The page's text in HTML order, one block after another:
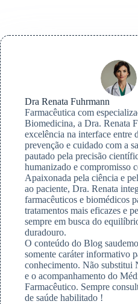
Dra Renata Fuhrmann
Farmacêutica com
Biomedicina, a Dra. Renata
excelência na interface entre
prevenção e cuidado com a
pautado pela precisão
humanizado e compromisso
Apaixonada pela ciência e
ao paciente, Dra. Renata
farmacêuticos e biomédicos
tratamentos mais eficazes e
sempre em busca do
duradouro.
O conteúdo do Blog
somente caráter informativo
conhecimento. Não substitui
e o acompanhamento do
Farmacêutico. Sempre
de saúde habilitado !